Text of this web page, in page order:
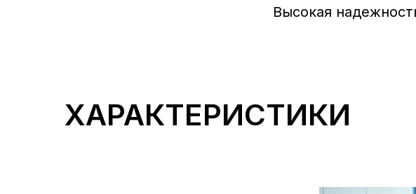
Высокая
ХАРАКТЕРИСТИКИ